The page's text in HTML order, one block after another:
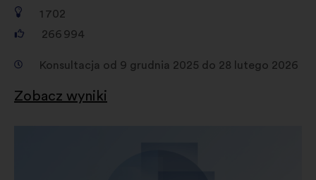
1 702
266 994
Konsultacja od 9 grudnia 2025 do 28 lutego 2026
Zobacz wyniki
naszego oddziaływania dzięki